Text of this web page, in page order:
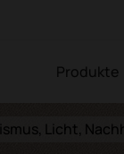
Produkte
Licht,